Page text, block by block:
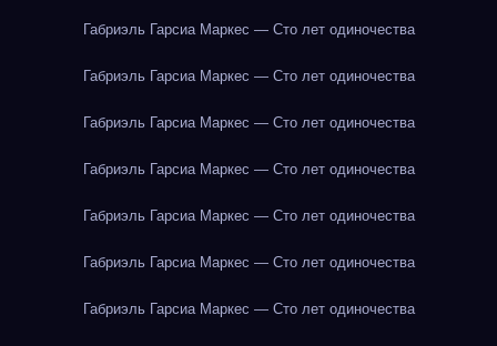
Габриэль Гарсиа Маркес — Сто лет одиночества
Габриэль Гарсиа Маркес — Сто лет одиночества
Габриэль Гарсиа Маркес — Сто лет одиночества
Габриэль Гарсиа Маркес — Сто лет одиночества
Габриэль Гарсиа Маркес — Сто лет одиночества
Габриэль Гарсиа Маркес — Сто лет одиночества
Габриэль Гарсиа Маркес — Сто лет одиночества